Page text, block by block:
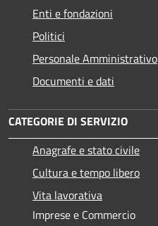
Enti e fondazioni
Politici
Personale Amministrativo
Documenti e dati
CATEGORIE DI SERVIZIO
Anagrafe e stato civile
Cultura e tempo libero
Vita lavorativa
Imprese e Commercio